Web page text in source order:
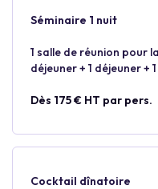
Séminaire 1 nuit
1 salle de réunion pour
déjeuner + 1 déjeuner +
Dès 175 € HT par pers.
Cocktail dînatoire